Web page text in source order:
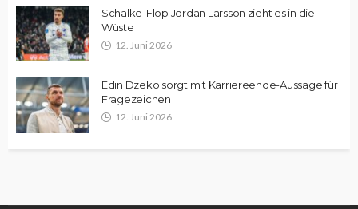
Schalke-Flop Jordan Larsson zieht es in die
Wüste
12. Juni 2026
Edin Dzeko sorgt mit Karriereende-Aussage für
Fragezeichen
12. Juni 2026